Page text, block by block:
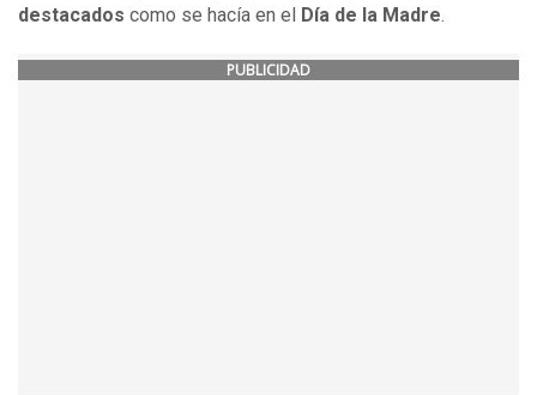
destacados como se hacía en el Día de la Madre.
PUBLICIDAD